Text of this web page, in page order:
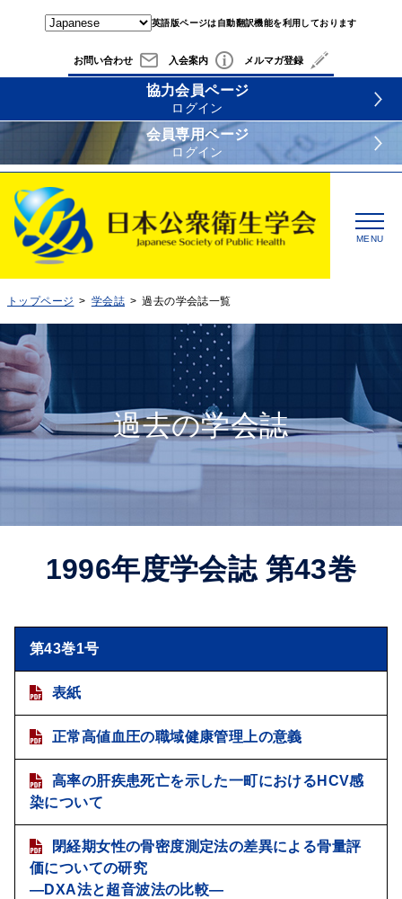
英語版ページは自動翻訳機能を利用しております
お問い合わせ 入会案内 メルマガ登録
協力会員ページ
ログイン
会員専用ページ
ログイン
MENU
トップページ 学会誌 過去の学会誌一覧
過去の学会誌
1996年度学会誌 第43巻
第43巻1号
表紙
正常高値血圧の職域健康管理上の意義
高率の肝疾患死亡を示した一町におけるHCV感
染について
閉経期女性の骨密度測定法の差異による骨量評
価についての研究
―DXA法と超音波法の比較―